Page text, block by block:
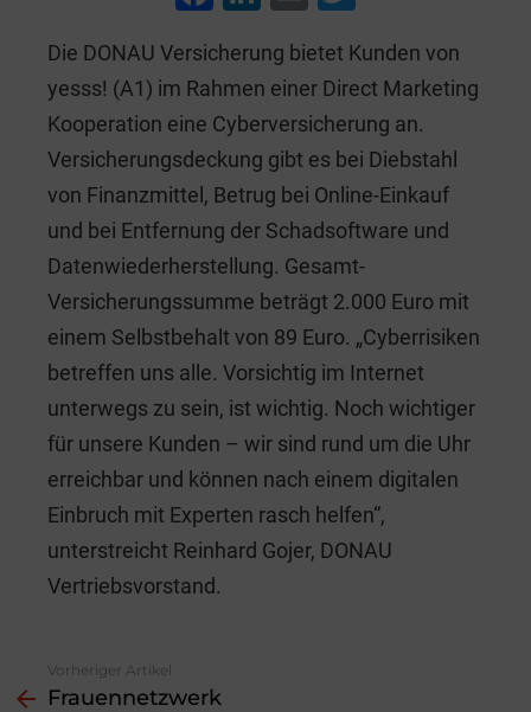
c
e
b
o
o
k
k
e
dI
n
ai
l
tt
er
Die DONAU Versicherung bietet Kunden von
yesss! (A1) im Rahmen einer Direct Marketing
Kooperation eine Cyberversicherung an.
Versicherungsdeckung gibt es bei Diebstahl
von Finanzmittel, Betrug bei Online-Einkauf
und bei Entfernung der Schadsoftware und
Datenwiederherstellung. Gesamt-
Versicherungssumme beträgt 2.000 Euro mit
einem Selbstbehalt von 89 Euro. „Cyberrisiken
betreffen uns alle. Vorsichtig im Internet
unterwegs zu sein, ist wichtig. Noch wichtiger
für unsere Kunden – wir sind rund um die Uhr
erreichbar und können nach einem digitalen
Einbruch mit Experten rasch helfen“,
unterstreicht Reinhard Gojer, DONAU
Vertriebsvorstand.
more
Vorheriger Artikel
Frauennetzwerk